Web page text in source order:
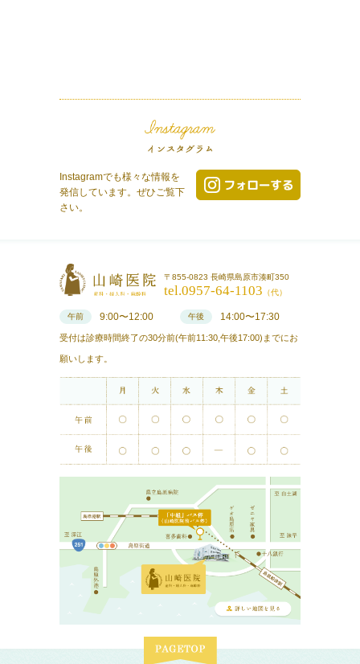
Instagramでも様々な情報を
発信しています。ぜひご覧下
さい。
〒855-0823 長崎県島原市湊町350
tel.0957-64-1103 （代）
午前 9:00〜12:00 午後 14:00〜17:30
受付は診療時間終了の30分前(午前11:30,午後17:00)までにお
願いします。